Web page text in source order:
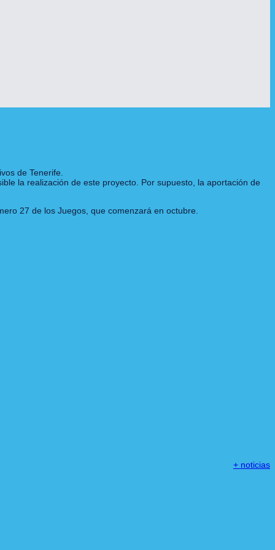
de Tenerife.
la realización de este proyecto. Por supuesto, la aportación de
27 de los Juegos, que comenzará en octubre.
+ noticias